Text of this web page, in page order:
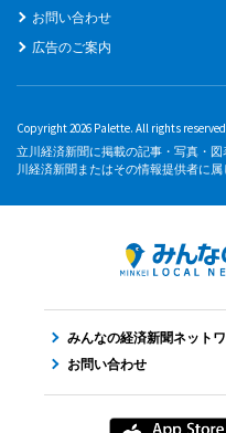
お問い合わせ
広告のご案内
Copyright 2026 Palette. All rights
立川経済新聞に掲載の記事・写真・
川経済新聞またはその情報提供者に属
みんなの経済新聞ネット
お問い合わせ